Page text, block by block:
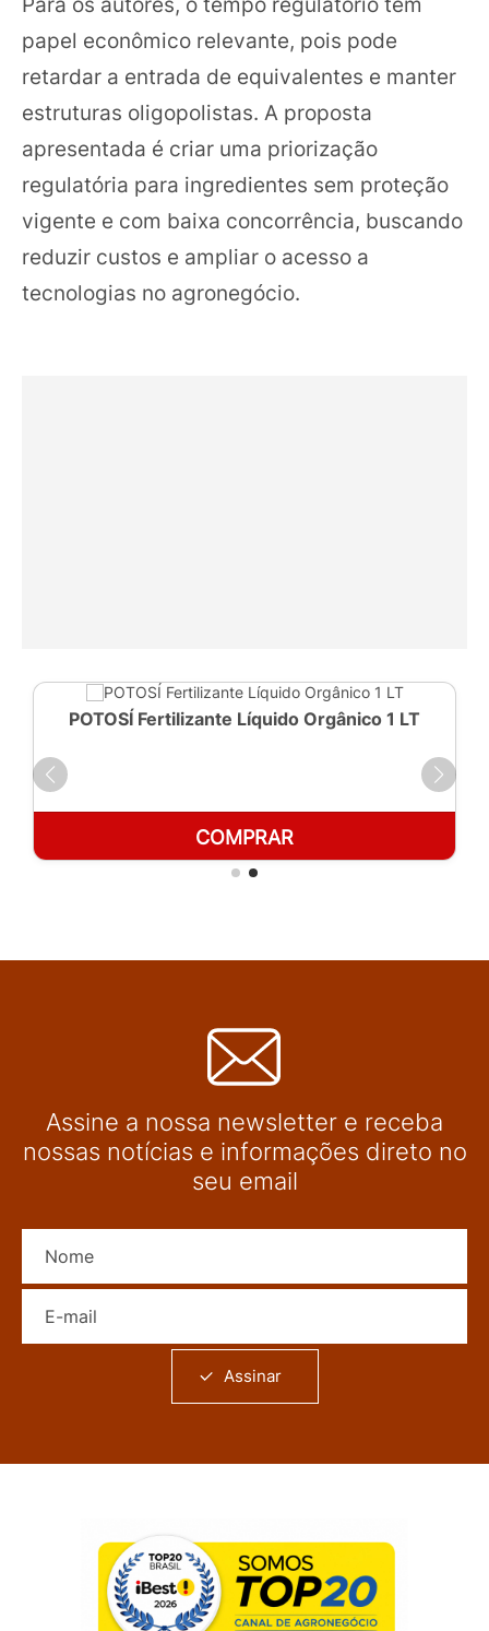
papel econômico relevante, pois pode
retardar a entrada de equivalentes e manter
estruturas oligopolistas. A proposta
apresentada é criar uma priorização
regulatória para ingredientes sem proteção
vigente e com baixa concorrência, buscando
reduzir custos e ampliar o acesso a
tecnologias no agronegócio.
POTOSÍ Fertilizante Líquido Orgânico 1 LT
COMPRAR
Assine a nossa newsletter e receba
nossas notícias e informações direto no
seu email
Assinar